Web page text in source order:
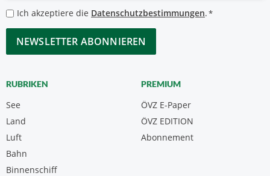
*
Datenschutzbestimmungen
*
Ich akzeptiere die Datenschutzbestimmungen.*
CAPTCHA
RUBRIKEN
See
Land
Luft
Bahn
Binnenschiff
PREMIUM
ÖVZ E-Paper
Abonnement
ÖVZ EDITION